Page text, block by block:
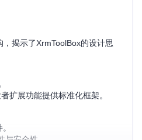
揭示了XrmToolBox的设计思
扩展功能提供标准化框架。